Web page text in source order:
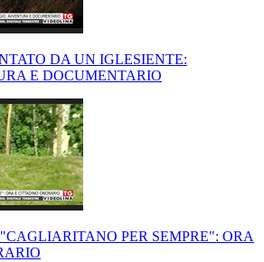
DA UN IGLESIENTE:
E DOCUMENTARIO
PER SEMPRE": ORA